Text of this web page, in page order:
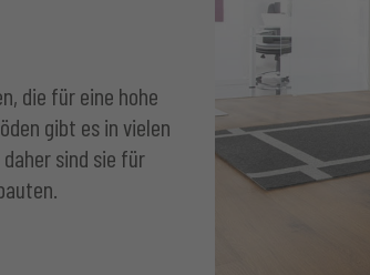
die für eine hohe
gibt es in vielen
sind sie für